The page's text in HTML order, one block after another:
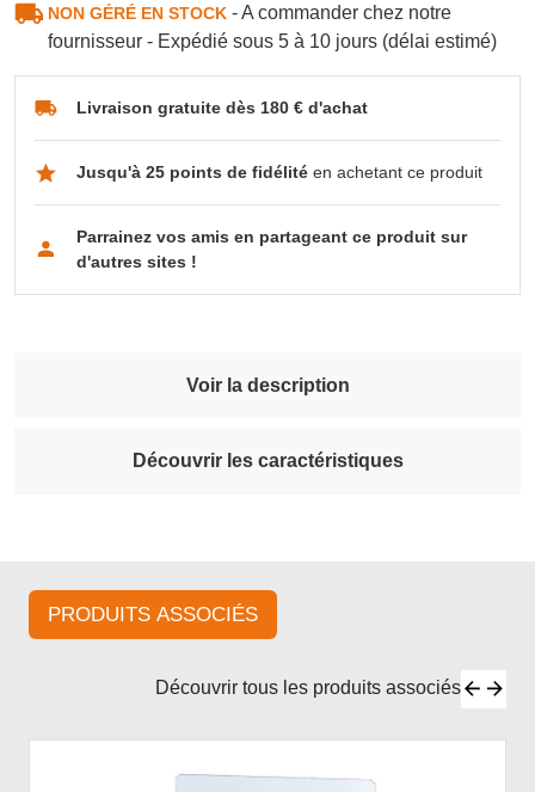
NON GÉRÉ EN STOCK- A commander chez notre
fournisseur - Expédié sous 5 à 10 jours (délai estimé)
Livraison gratuite dès 180 € d'achat
Jusqu'à 25 points de fidélitéen achetant ce produit
Parrainez vos amis en partageant ce produit sur
d'autres sites !
Voir la description
Découvrir les caractéristiques
PRODUITS ASSOCIÉS
Découvrir tous les produits associés